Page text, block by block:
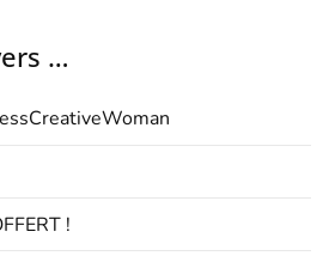
…
!